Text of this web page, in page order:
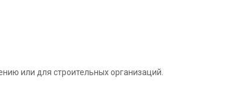
или для строительных организаций.